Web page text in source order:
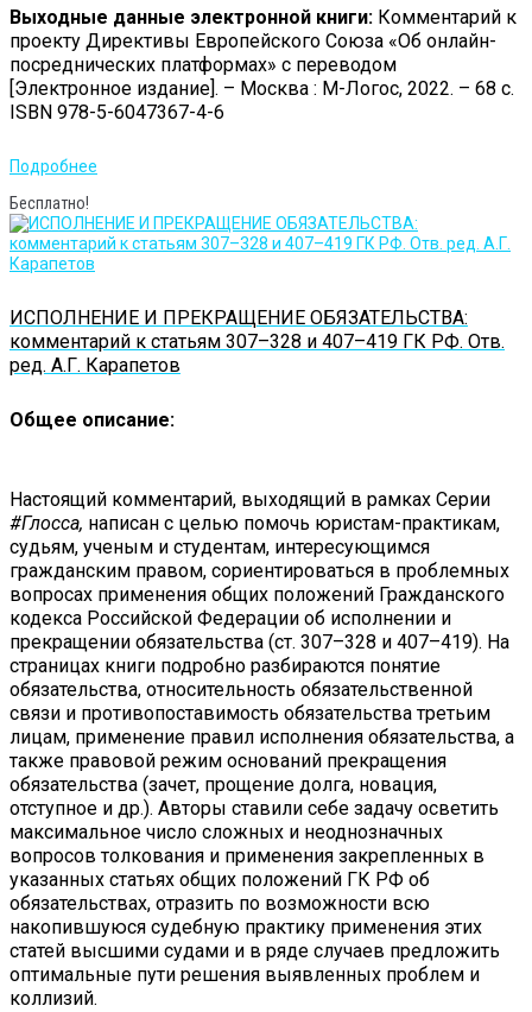
Выходные данные электронной книги: Комментарий к
проекту Директивы Европейского Союза «Об онлайн-
посреднических платформах» с переводом
[Электронное издание]. – Москва : М-Логос, 2022. – 68 с.
ISBN 978-5-6047367-4-6
Подробнее
Бесплатно!
ИСПОЛНЕНИЕ И ПРЕКРАЩЕНИЕ ОБЯЗАТЕЛЬСТВА:
комментарий к статьям 307–328 и 407–419 ГК РФ. Отв.
ред. А.Г. Карапетов
Общее описание:
Настоящий комментарий, выходящий в рамках Серии
#Глосса, написан с целью помочь юристам-практикам,
судьям, ученым и студентам, интересующимся
гражданским правом, сориентироваться в проблемных
вопросах применения общих положений Гражданского
кодекса Российской Федерации об исполнении и
прекращении обязательства (ст. 307–328 и 407–419). На
страницах книги подробно разбираются понятие
обязательства, относительность обязательственной
связи и противопоставимость обязательства третьим
лицам, применение правил исполнения обязательства, а
также правовой режим оснований прекращения
обязательства (зачет, прощение долга, новация,
отступное и др.). Авторы ставили себе задачу осветить
максимальное число сложных и неоднозначных
вопросов толкования и применения закрепленных в
указанных статьях общих положений ГК РФ об
обязательствах, отразить по возможности всю
накопившуюся судебную практику применения этих
статей высшими судами и в ряде случаев предложить
оптимальные пути решения выявленных проблем и
коллизий.